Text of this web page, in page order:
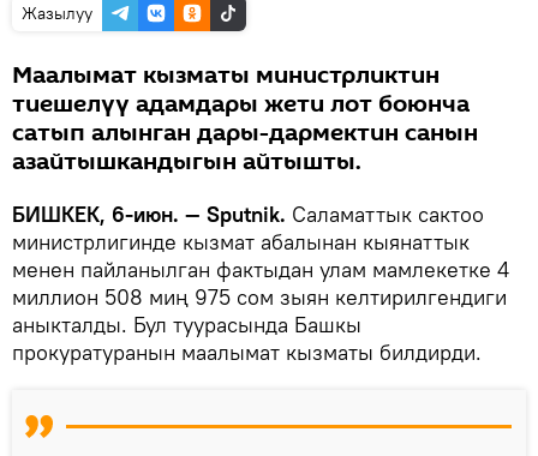
Жазылуу
Маалымат кызматы министрликтин
тиешелүү адамдары жети лот боюнча
сатып алынган дары-дармектин санын
азайтышкандыгын айтышты.
БИШКЕК, 6-июн. — Sputnik. Саламаттык сактоо
министрлигинде кызмат абалынан кыянаттык
менен пайланылган фактыдан улам мамлекетке 4
миллион 508 миң 975 сом зыян келтирилгендиги
аныкталды. Бул туурасында Башкы
прокуратуранын маалымат кызматы билдирди.